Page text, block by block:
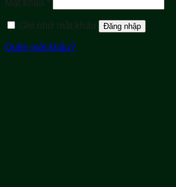
Mật khẩu *
buộc
Ghi nhớ mật khẩu
Đăng nhập
Quên mật khẩu?